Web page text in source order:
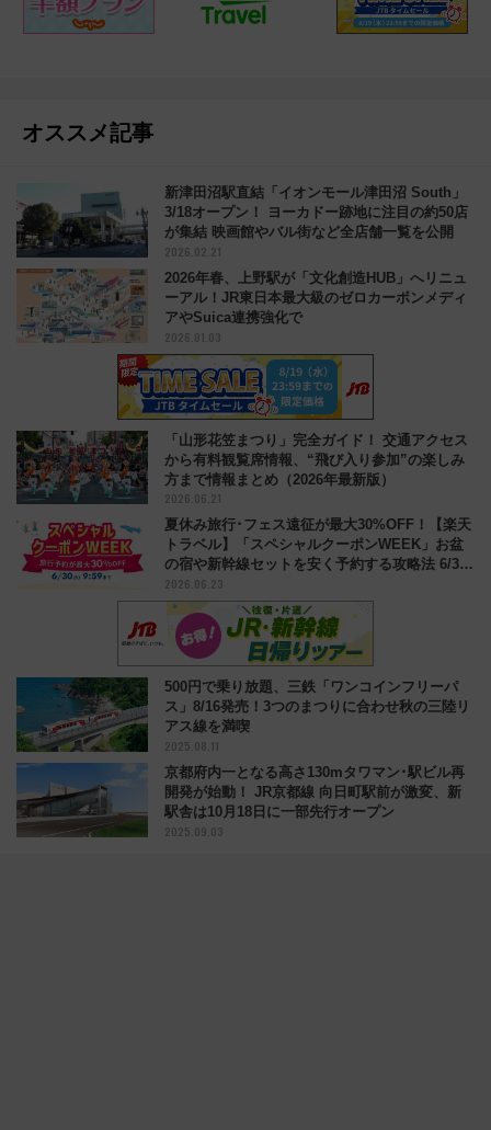
オススメ記事
新津田沼駅直結「イオンモール津田沼 South」
3/18オープン！ ヨーカドー跡地に注目の約50店
が集結 映画館やバル街など全店舗一覧を公開
2026.02.21
2026年春、上野駅が「文化創造HUB」へリニュ
ーアル！JR東日本最大級のゼロカーボンメディ
アやSuica連携強化で
2026.01.03
「山形花笠まつり」完全ガイド！ 交通アクセス
から有料観覧席情報、“飛び入り参加”の楽しみ
方まで情報まとめ（2026年最新版）
2026.06.21
夏休み旅行･フェス遠征が最大30%OFF！【楽天
トラベル】「スペシャルクーポンWEEK」お盆
の宿や新幹線セットを安く予約する攻略法 6/30
まで
2026.06.23
500円で乗り放題、三鉄「ワンコインフリーパ
ス」8/16発売！3つのまつりに合わせ秋の三陸リ
アス線を満喫
2025.08.11
京都府内一となる高さ130mタワマン･駅ビル再
開発が始動！ JR京都線 向日町駅前が激変、新
駅舎は10月18日に一部先行オープン
2025.09.03